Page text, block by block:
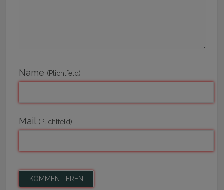
Name (Plichtfeld)
Mail (Plichtfeld)